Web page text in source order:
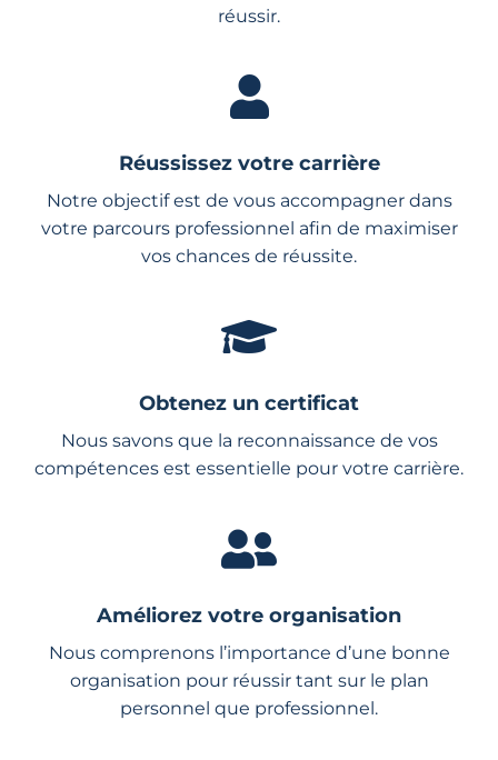
réussir.
Réussissez votre carrière
Notre objectif est de vous accompagner dans
votre parcours professionnel afin de maximiser
vos chances de réussite.
Obtenez un certificat
Nous savons que la reconnaissance de vos
compétences est essentielle pour votre carrière.
Améliorez votre organisation
Nous comprenons l’importance d’une bonne
organisation pour réussir tant sur le plan
personnel que professionnel.